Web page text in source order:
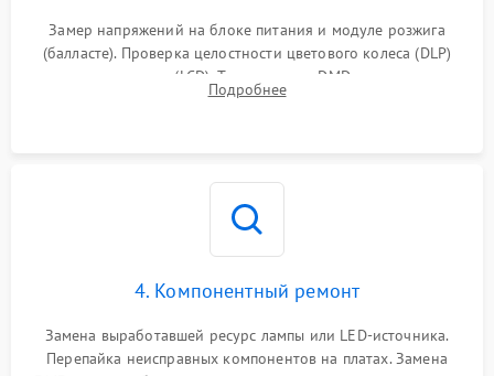
Замер напряжений на блоке питания и модуле розжига
(балласте). Проверка целостности цветового колеса (DLP)
или поляризаторов (LCD). Тестирование DMD-чипа, датчиков
температуры и оптопар с помощью мультиметра и
Подробнее
4. Компонентный ремонт
Замена выработавшей ресурс лампы или LED-источника.
Перепайка неисправных компонентов на платах. Замена